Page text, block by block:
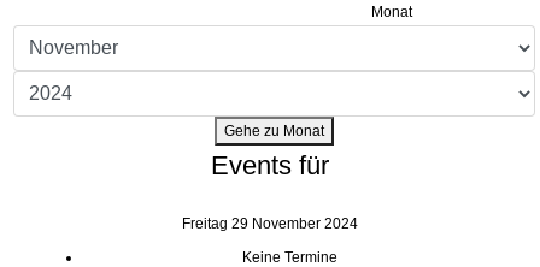
Monat
Gehe zu Monat
Events für
Freitag 29 November 2024
Keine Termine